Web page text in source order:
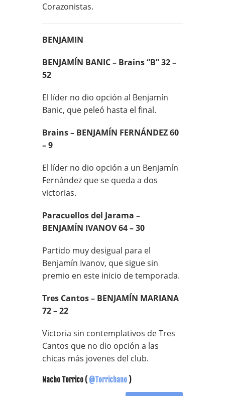
Corazonistas.
BENJAMIN
BENJAMÍN BANIC – Brains “B” 32 –
52
El líder no dio opción al Benjamín
Banic, que peleó hasta el final.
Brains – BENJAMÍN FERNÁNDEZ 60
– 9
El líder no dio opción a un Benjamín
Fernández que se queda a dos
victorias.
Paracuellos del Jarama –
BENJAMÍN IVANOV 64 – 30
Partido muy desigual para el
Benjamín Ivanov, que sigue sin
premio en este inicio de temporada.
Tres Cantos – BENJAMÍN MARIANA
72 – 22
Victoria sin contemplativos de Tres
Cantos que no dio opción a las
chicas más jovenes del club.
Nacho Torrico ( @Torrichano )